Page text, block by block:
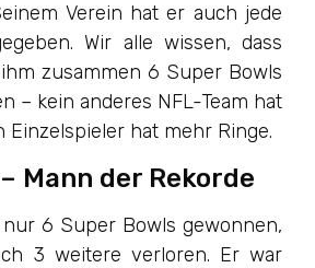
Verein hat er auch jede
Wir alle wissen, dass
zusammen 6 Super Bowls
– kein anderes NFL-Team hat
Einzelspieler hat mehr Ringe.
Mann der Rekorde
6 Super Bowls gewonnen,
3 weitere verloren. Er war